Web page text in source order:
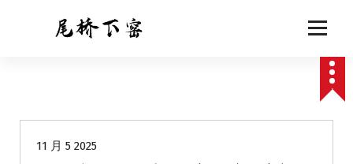
11 月 5 2025